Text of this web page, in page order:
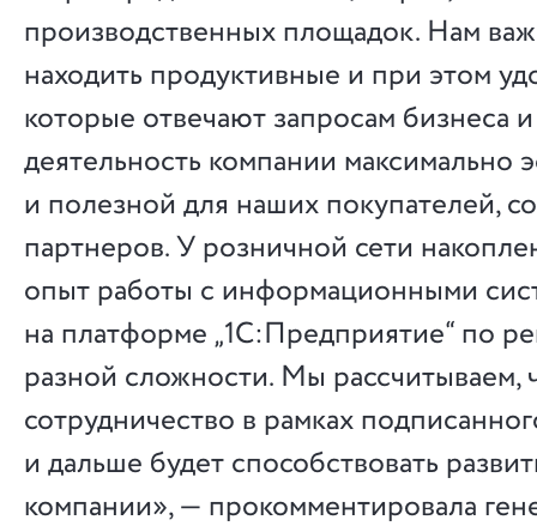
производственных площадок. Нам
находить продуктивные и при этом
которые отвечают запросам бизнеса
деятельность компании максимально
и полезной для наших покупателей,
партнеров. У розничной сети
опыт работы с информационными
на платформе „1С:Предприятие“ по
разной сложности. Мы рассчитываем,
сотрудничество в рамках
и дальше будет способствовать
компании», — прокомментировала